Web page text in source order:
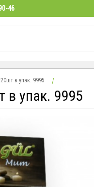
46
в упак. 9995
в упак. 9995